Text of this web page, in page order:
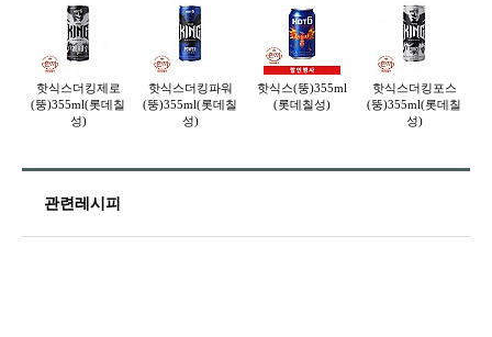
핫식스더킹제로
(뚱)355ml(롯데칠
성)
핫식스더킹파워
(뚱)355ml(롯데칠
성)
핫식스(뚱)355ml
(롯데칠성)
핫식스더킹포스
(뚱)355ml(롯데칠
성)
관련레시피